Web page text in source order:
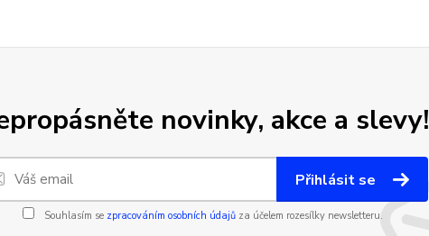
novinky, akce a slevy!
Přihlásit se
Souhlasím se zpracováním osobních údajůza účelem rozesílky newsletteru.